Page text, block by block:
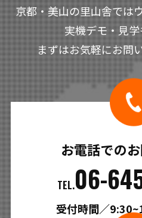
京都・美山の里山舎では
実機デモ・見学
まずはお気軽にお問
お電話での
TEL.06-
受付時間／